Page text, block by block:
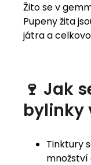
Žito se v
Pupeny žita
játra a
🍷 Jak
bylinky
Tinktury
množství